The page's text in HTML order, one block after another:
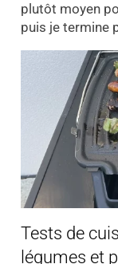
plutôt moyen
puis je termine
Tests de
légumes et